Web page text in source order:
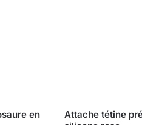
en
Attache tétine